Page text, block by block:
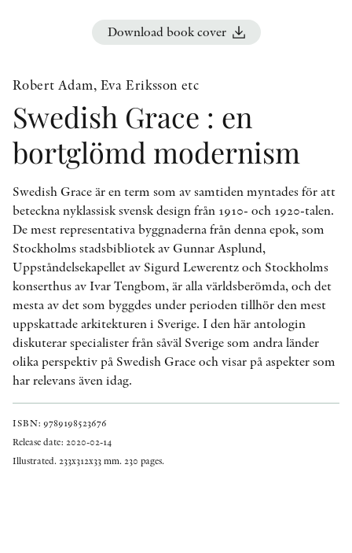
Download book cover
Robert Adam, Eva Eriksson etc
Swedish Grace : en
bortglömd modernism
Swedish Grace är en term som av samtiden myntades för att
beteckna nyklassisk svensk design från 1910- och 1920-talen.
De mest representativa byggnaderna från denna epok, som
Stockholms stadsbibliotek av Gunnar Asplund,
Uppståndelsekapellet av Sigurd Lewerentz och Stockholms
konserthus av Ivar Tengbom, är alla världsberömda, och det
mesta av det som byggdes under perioden tillhör den mest
uppskattade arkitekturen i Sverige. I den här antologin
diskuterar specialister från såväl Sverige som andra länder
olika perspektiv på Swedish Grace och visar på aspekter som
har relevans även idag.
ISBN: 9789198523676
Release date: 2020-02-14
Illustrated. 233x312x33 mm. 230 pages.